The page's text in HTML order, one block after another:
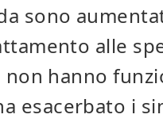
sono
alle
hanno
esacerbato i